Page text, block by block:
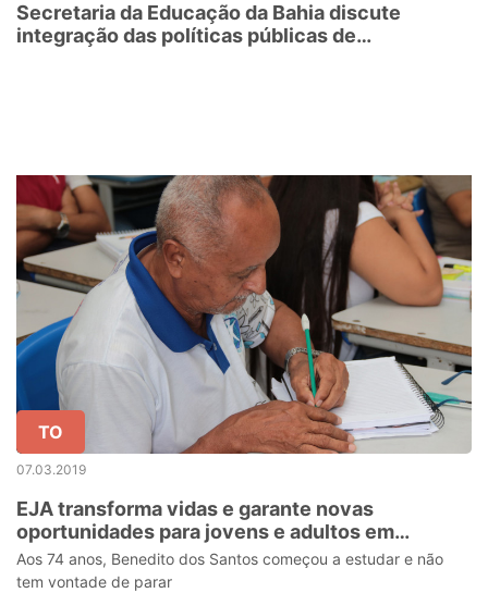
Secretaria da Educação da Bahia discute
integração das políticas públicas de
TO
07.03.2019
EJA transforma vidas e garante novas
oportunidades para jovens e adultos em
Alagoas
Aos 74 anos, Benedito dos Santos começou a estudar e não
tem vontade de parar